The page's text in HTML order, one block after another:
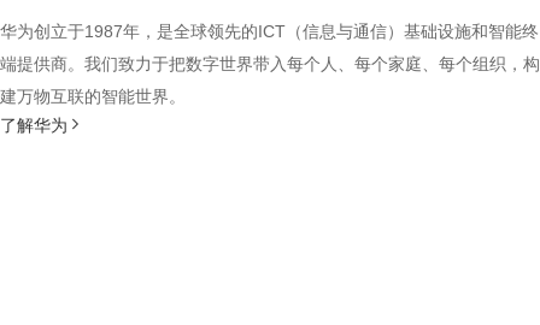
华为创立于1987年，是全球领先的ICT（信息与通信）基础设施和智能终
端提供商。我们致力于把数字世界带入每个人、每个家庭、每个组织，构
建万物互联的智能世界。
了解华为